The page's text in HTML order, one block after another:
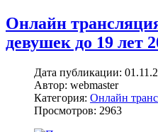
Онлайн
девушек до 19 лет
Дата публикации:
Автор: webmaster
Категория: Онлайн
Просмотров: 2963